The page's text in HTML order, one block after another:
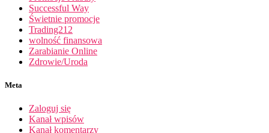
Successful Way
Świetnie promocje
Trading212
wolność finansowa
Zarabianie Online
Zdrowie/Uroda
Meta
Zaloguj się
Kanał wpisów
Kanał komentarzy